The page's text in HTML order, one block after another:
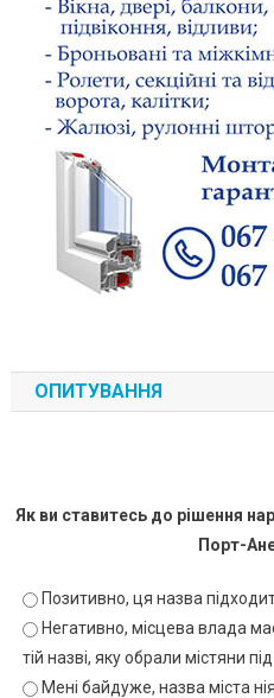
ОПИТУВАННЯ
Як ви ставитесь до рішення
Порт-
Позитивно, ця назва
Негативно, місцева влада
тій назві, яку обрали містяни
Мені байдуже, назва міста